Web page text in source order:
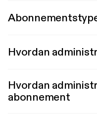
Hvordan
Hvordan
abonnement